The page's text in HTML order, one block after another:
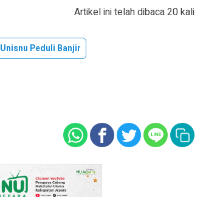
Artikel ini telah dibaca 20 kali
Unisnu Peduli Banjir